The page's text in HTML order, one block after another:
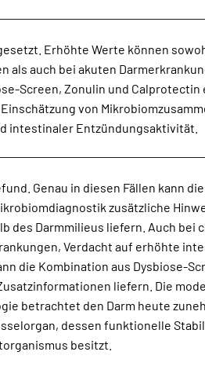
Erhöhte Werte können
intestinaler Entzündungsaktivität.
Genau in diesen Fällen kann die
besitzt.